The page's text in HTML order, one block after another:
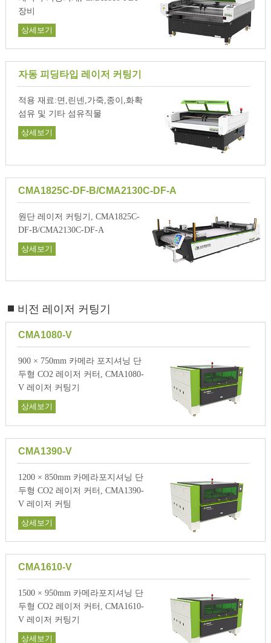
장비
상세보기
자동 피딩타입 레이저 커팅기
적용 재료:면,린넨,가죽,종이,화확
섬유 및 기타 섬유직물
상세보기
CMA1825C-DF-B/CMA2130C-DF-A
원단 레이저 커팅기, CMA1825C-
DF-B/CMA2130C-DF-A
상세보기
비전 레이저 커팅기
CMA1080-V
900 × 750mm 카메라 포지셔닝 단
두형 CO2 레이저 커터, CMA1080-
V 레이저 커팅기
상세보기
CMA1390-V
1200 × 850mm 카메라포지셔닝 단
두형 CO2 레이저 커터, CMA1390-
V 레이저 커팅
상세보기
CMA1610-V
1500 × 950mm 카메라포지셔닝 단
두형 CO2 레이저 커터, CMA1610-
V 레이저 커팅기
상세보기